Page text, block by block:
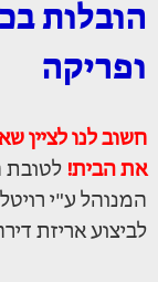
הובלות
ופריקה
חשוב לנו לציין
את הבית! לטובת
המנוהל ע"י
לביצוע אריזת